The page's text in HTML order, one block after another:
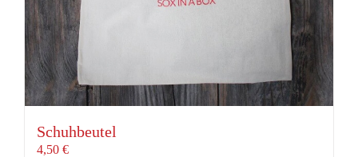
Schuhbeutel
4,50 €